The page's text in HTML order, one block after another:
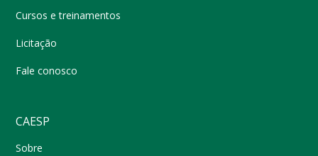
Cursos e treinamentos
Licitação
Fale conosco
CAESP
Sobre